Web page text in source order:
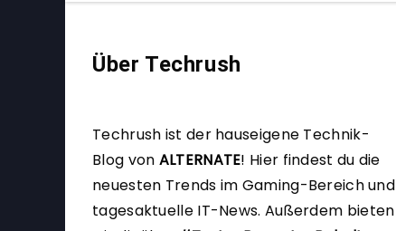
Über Techrush
Techrush ist der hauseigene Technik-
Blog von ALTERNATE! Hier findest du die
neuesten Trends im Gaming-Bereich und
tagesaktuelle IT-News. Außerdem bieten